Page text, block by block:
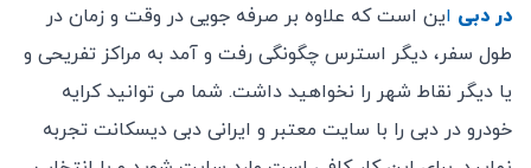
در دبی این است که علاوه بر صرفه جویی در وقت و زمان در
طول سفر، دیگر استرس چگونگی رفت و آمد به مراکز تفریحی و
یا دیگر نقاط شهر را نخواهید داشت. شما می توانید کرایه
خودرو در دبی را با سایت معتبر و ایرانی دبی دیسکانت تجربه